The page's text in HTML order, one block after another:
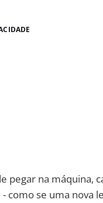
pegar na máquina,
como se uma nova